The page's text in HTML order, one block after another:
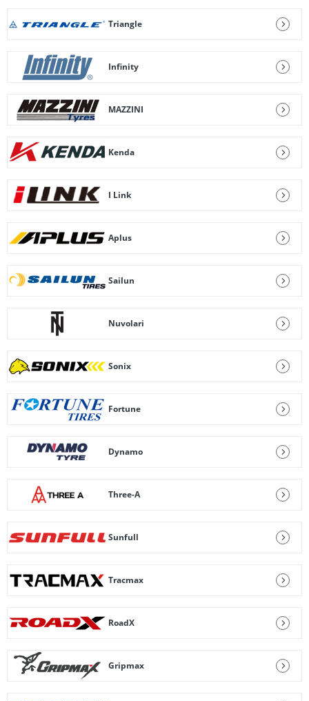
Triangle
Infinity
MAZZINI
Kenda
I Link
Aplus
Sailun
Nuvolari
Sonix
Fortune
Dynamo
Three-A
Sunfull
Tracmax
RoadX
Gripmax